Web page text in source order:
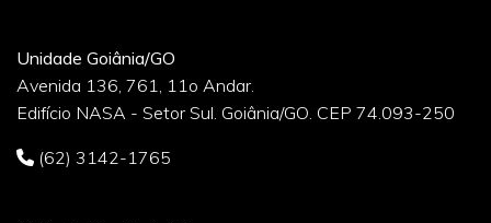
Unidade Goiânia/GO
Avenida 136, 761, 11o Andar.
Edifício NASA - Setor Sul. Goiânia/GO. CEP 74.093-250
(62) 3142-1765